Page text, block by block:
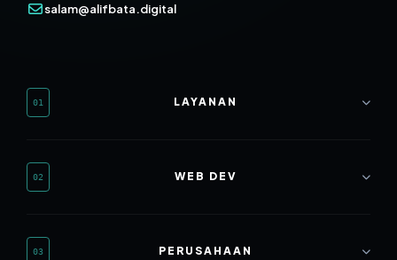
salam@alifbata.digital
01 LAYANAN
SEO Mastery
02 WEB DEV
03 PERUSAHAAN